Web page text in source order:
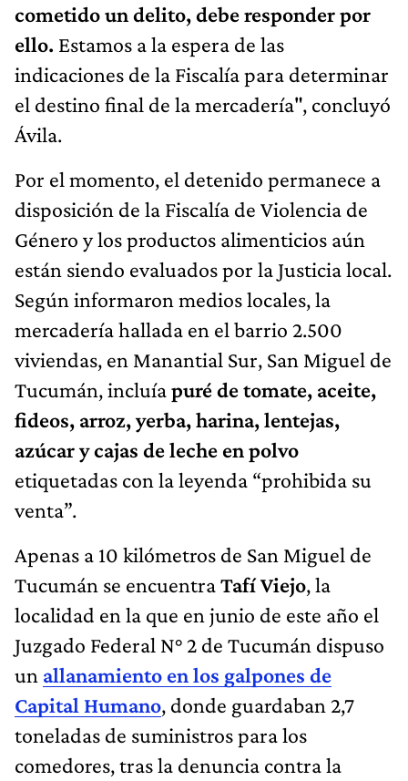
cometido un delito, debe responder por
ello. Estamos a la espera de las
indicaciones de la Fiscalía para determinar
el destino final de la mercadería", concluyó
Ávila.
Por el momento, el detenido permanece a
disposición de la Fiscalía de Violencia de
Género y los productos alimenticios aún
están siendo evaluados por la Justicia local.
Según informaron medios locales, la
mercadería hallada en el barrio 2.500
viviendas, en Manantial Sur, San Miguel de
Tucumán, incluíapuré de tomate, aceite,
fideos, arroz, yerba, harina, lentejas,
azúcar y cajas de leche en polvo
etiquetadas con la leyenda “prohibida su
venta”.
Apenas a 10 kilómetros de San Miguel de
Tucumán se encuentraTafí Viejo, la
localidad en la que en junio de este año el
Juzgado Federal N° 2 de Tucumán dispuso
un allanamiento en los galpones de
Capital Humano, donde guardaban 2,7
toneladas de suministros para los
comedores, tras la denuncia contra la